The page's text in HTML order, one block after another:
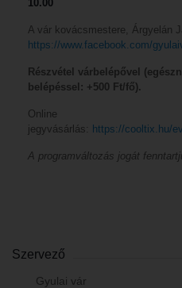
10.00
A vár kovácsmestere, Árgyelán
https://www.facebook.com/
Részvétel várbelépővel
belépéssel: +500 Ft/fő).
Online
jegyvásárlás: https://cooltix.hu/
A programváltozás jogát
Szervező
Gyulai vár